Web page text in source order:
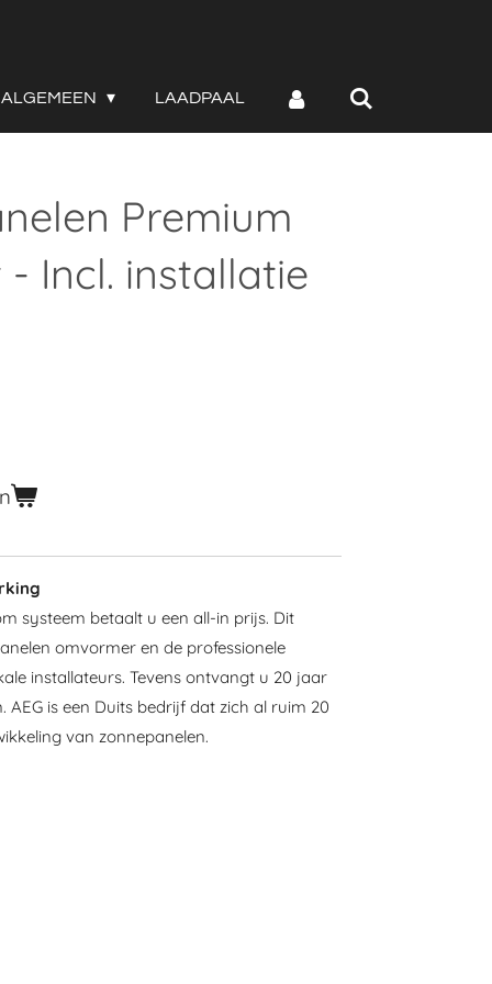
ALGEMEEN LAADPAAL
Premium
Incl. installatie
systeem betaalt u een all-in prijs. Dit
omvormer en de professionele
installateurs. Tevens ontvangt u 20 jaar
is een Duits bedrijf dat zich al ruim 20
van zonnepanelen.